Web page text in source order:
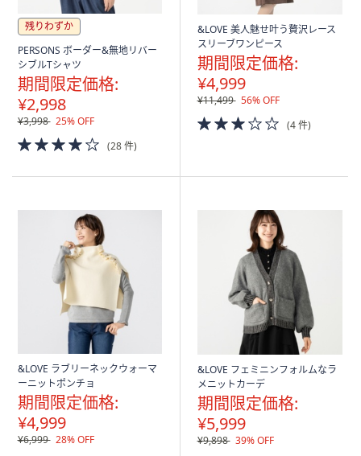
残りわずか
PERSONS ボーダー&無地リバー
シブルTシャツ
期間限定価格:
¥2,998
¥3,998 25% OFF
4.0
of
(28 件)
&LOVE 美人魅せ叶う贅沢レース
スリーブワンピース
期間限定価格:
¥4,999
¥11,499 56% OFF
3.0
of
(4 件)
&LOVE ラブリーネックウォーマ
ーニットポンチョ
期間限定価格:
¥4,999
¥6,999 28% OFF
&LOVE フェミニンフォルムなラ
メニットカーデ
期間限定価格:
¥5,999
¥9,898 39% OFF